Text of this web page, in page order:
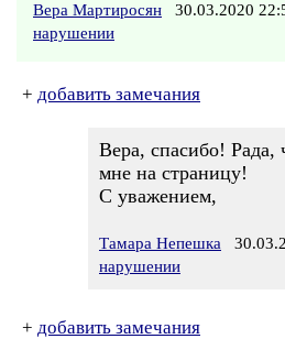
Вера Мартиросян 30.03.2020
нарушении
+ добавить замечания
Вера, спасибо! Рада,
мне на страницу!
С уважением,
Тамара Непешка
нарушении
+ добавить замечания